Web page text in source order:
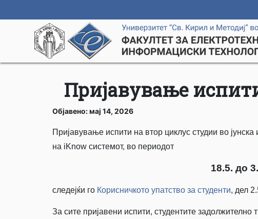
Пријавување
Објавено: мај 14, 2026
Пријавување испити на втор циклус студии во
на iKnow системот, во периодот
18.5. до
следејќи го Корисничкото упатство за студенти, дел
За сите пријавени испити, студентите